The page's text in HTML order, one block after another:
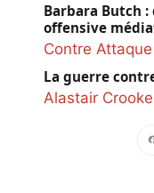
Barbara Butch
offensive
Contre Attaque
La guerre
Alastair Crooke